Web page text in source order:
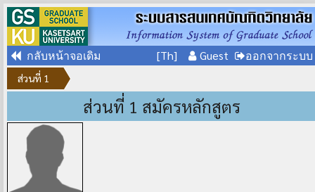
กลับหน้าจอเดิม [Th] Guest ออกจากระบบ
ส่วนที่ 1
ส่วนที่ 1 สมัครหลักสูตร